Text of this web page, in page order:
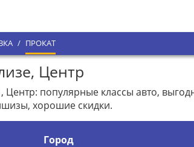
/ ПРОКАТ
Центр
популярные классы авто,
хорошие скидки.
Город